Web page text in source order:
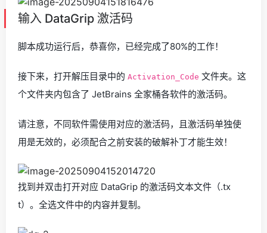
输入 DataGrip 激活码
脚本成功运行后，恭喜你，已经完成了80%的工作！
接下来，打开解压目录中的 Activation_Code 文件夹。这
个文件夹内包含了 JetBrains 全家桶各软件的激活码。
请注意，不同软件需使用对应的激活码，且激活码单独使
用是无效的，必须配合之前安装的破解补丁才能生效！
找到并双击打开对应 DataGrip 的激活码文本文件（.tx
t）。全选文件中的内容并复制。